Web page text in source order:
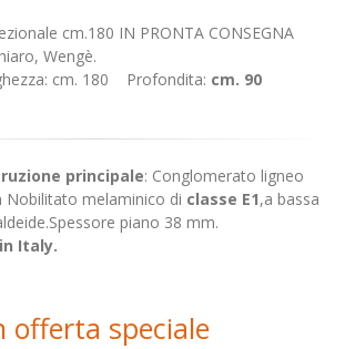
cm.180 IN PRONTA CONSEGNA
Wengè.
cm. 180 Profondita: cm. 90
principale: Conglomerato ligneo
Nobilitato melaminico di classe E1,a bassa
piano 38 mm.
Italy.
offerta speciale